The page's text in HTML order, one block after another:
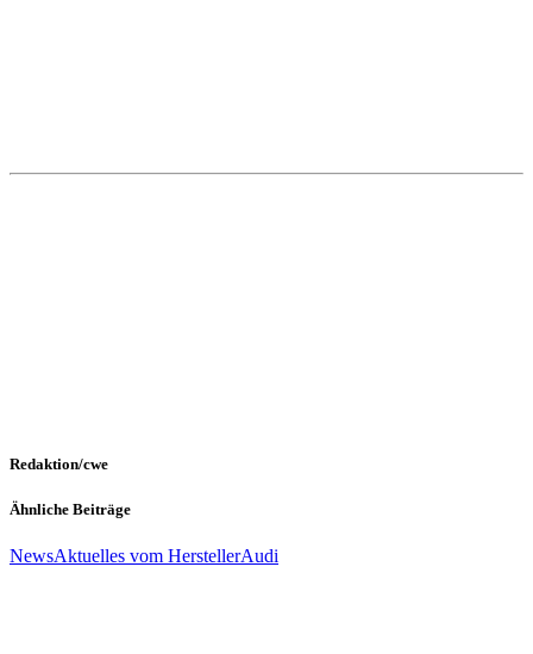
Redaktion/cwe
Ähnliche Beiträge
NewsAktuelles vom HerstellerAudi